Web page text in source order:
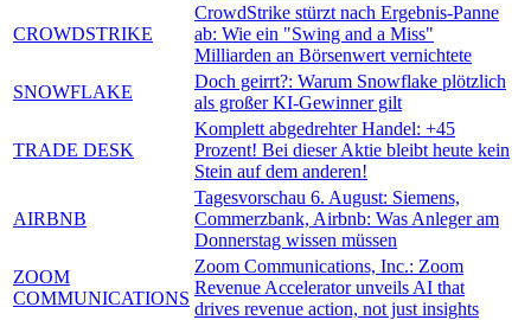
CROWDSTRIKE
CrowdStrike stürzt nach Ergebnis-Panne
ab: Wie ein "Swing and a Miss"
Milliarden an Börsenwert vernichtete
SNOWFLAKE
Doch geirrt?: Warum Snowflake plötzlich
als großer KI-Gewinner gilt
TRADE DESK
Komplett abgedrehter Handel: +45
Prozent! Bei dieser Aktie bleibt heute kein
Stein auf dem anderen!
AIRBNB
Tagesvorschau 6. August: Siemens,
Commerzbank, Airbnb: Was Anleger am
Donnerstag wissen müssen
ZOOM
COMMUNICATIONS
Zoom Communications, Inc.: Zoom
Revenue Accelerator unveils AI that
drives revenue action, not just insights